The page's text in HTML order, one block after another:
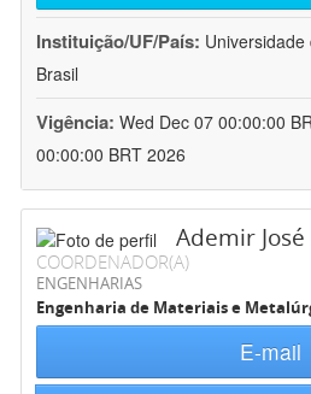
Instituição/UF/País:
Brasil
Vigência: Wed Dec 07 00:00:00
00:00:00 BRT 2026
Ademir
COORDENADOR(A)
ENGENHARIAS
Engenharia de Materiais e
E-mail